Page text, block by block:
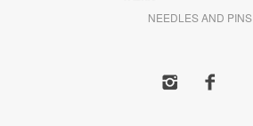
NEEDLES AND PINS